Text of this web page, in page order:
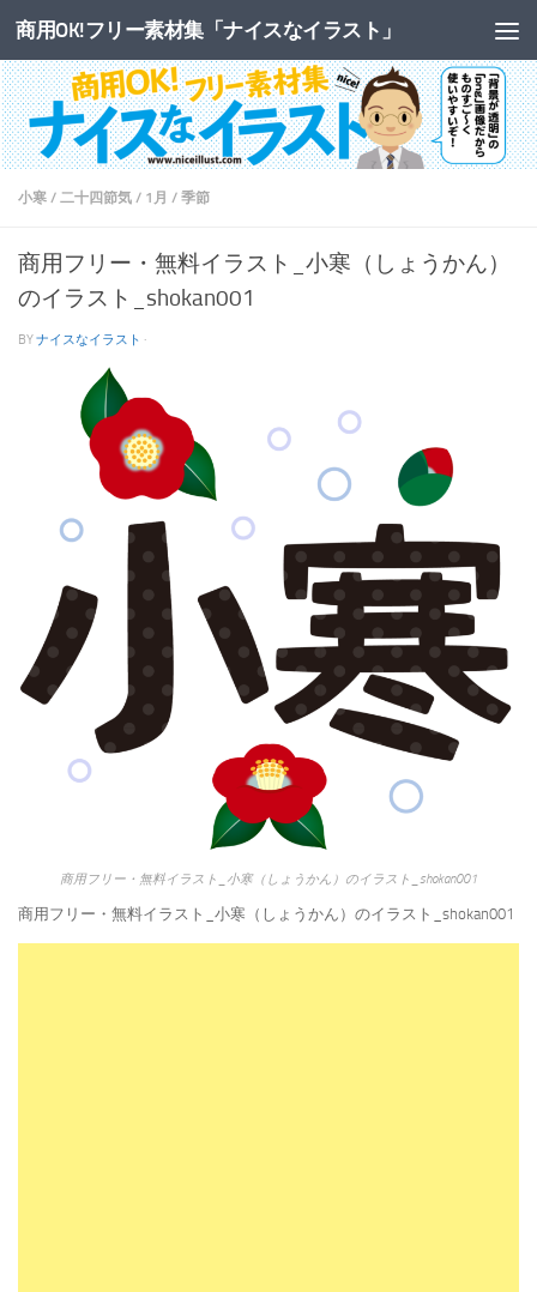
コンテンツへスキップ
商用OK!フリー素材集「ナイスなイラスト」
小寒 / 二十四節気 / 1月 / 季節
商用フリー・無料イラスト_小寒（しょうかん）
のイラスト_shokan001
BYナイスなイラスト ·
商用フリー・無料イラスト_小寒（しょうかん）のイラスト_shokan001
商用フリー・無料イラスト_小寒（しょうかん）のイラスト_shokan001